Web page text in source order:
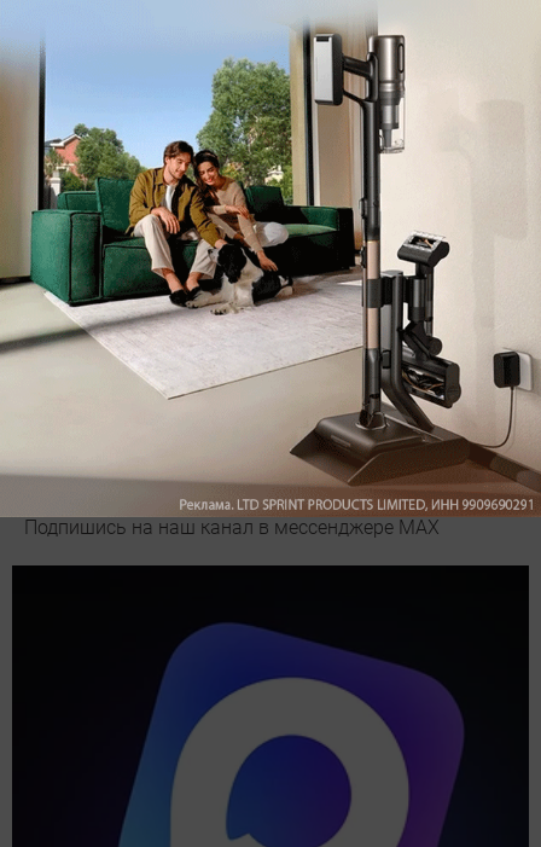
Обзор вертикального пылесоса Dreame Z40 AquaCycle
Pro: гибкий подход к уборке
Подпишись на наш канал в мессенджере МАХ